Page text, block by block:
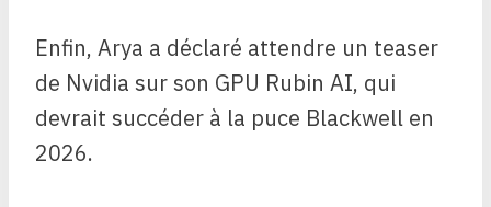
Enfin, Arya a déclaré attendre un teaser
de Nvidia sur son GPU Rubin AI, qui
devrait succéder à la puce Blackwell en
2026.